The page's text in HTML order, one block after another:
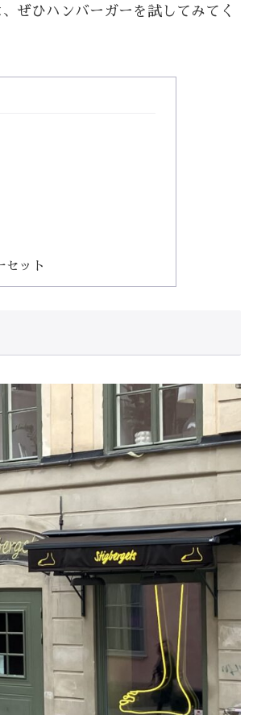
ぜひハンバーガーを試してみてく
セット